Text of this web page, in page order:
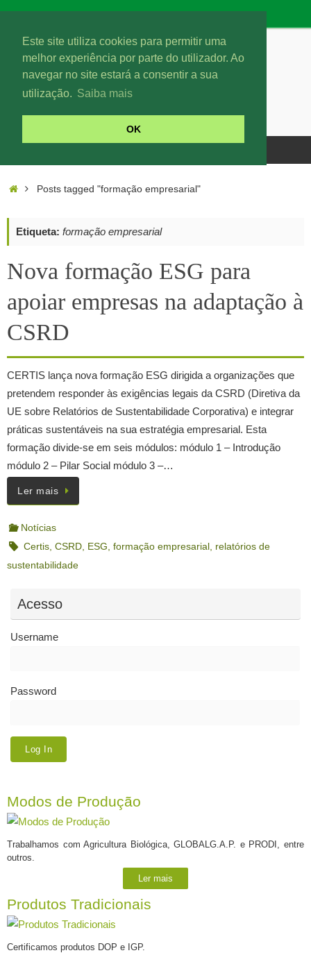
Este site utiliza cookies para permitir uma
melhor experiência por parte do utilizador. Ao
navegar no site estará a consentir a sua
utilização. Saiba mais
OK
Posts tagged "formação empresarial"
Etiqueta: formação empresarial
Nova formação ESG para
apoiar empresas na adaptação à
CSRD
CERTIS lança nova formação ESG dirigida a organizações que
pretendem responder às exigências legais da CSRD (Diretiva da
UE sobre Relatórios de Sustentabilidade Corporativa) e integrar
práticas sustentáveis na sua estratégia empresarial. Esta
formação divide-se em seis módulos: módulo 1 – Introdução
módulo 2 – Pilar Social módulo 3 –…
Ler mais
Notícias
Certis, CSRD, ESG formação empresarial
relatórios de
sustentabilidade
Acesso
Username
Password
Modos de Produção
Trabalhamos com Agricultura Biológica, GLOBALG.A.P. e PRODI, entre
outros.
Ler mais
Produtos Tradicionais
Certificamos produtos DOP e IGP.